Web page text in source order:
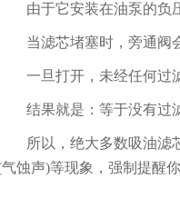
由于它安装在油泵的负压
当滤芯堵塞时，旁通阀会
一旦打开，未经任何过滤
结果就是：等于没有过滤
所以，绝大多数吸油滤芯
蚀声)等现象，强制提醒